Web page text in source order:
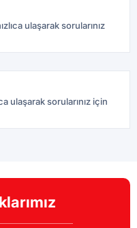
ulaşarak sorularınız
ulaşarak sorularınız için